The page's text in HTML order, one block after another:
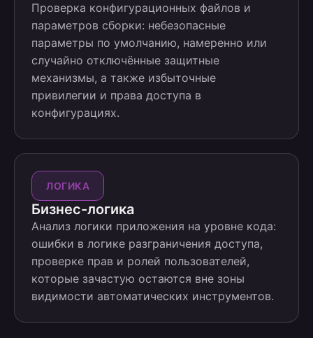
Проверка конфигурационных файлов и
параметров сборки: небезопасные
параметры по умолчанию, намеренно или
случайно отключённые защитные
механизмы, а также избыточные
привилегии и права доступа в
конфигурациях.
ЛОГИКА
Бизнес-логика
Анализ логики приложения на уровне кода:
ошибки в логике разграничения доступа,
проверке прав и ролей пользователей,
которые зачастую остаются вне зоны
видимости автоматических инструментов.